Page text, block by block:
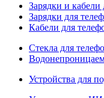
Зарядки и кабели
Зарядки для
Кабели для
Стекла для
Устройства для